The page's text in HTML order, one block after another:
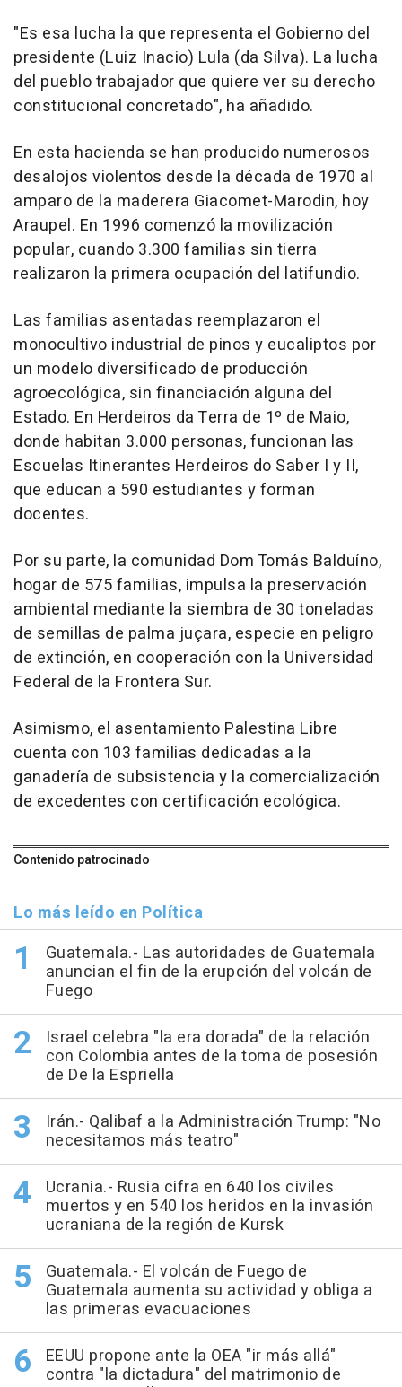
"Es esa lucha la que representa el Gobierno del
presidente (Luiz Inacio) Lula (da Silva). La lucha
del pueblo trabajador que quiere ver su derecho
constitucional concretado", ha añadido.
En esta hacienda se han producido numerosos
desalojos violentos desde la década de 1970 al
amparo de la maderera Giacomet-Marodin, hoy
Araupel. En 1996 comenzó la movilización
popular, cuando 3.300 familias sin tierra
realizaron la primera ocupación del latifundio.
Las familias asentadas reemplazaron el
monocultivo industrial de pinos y eucaliptos por
un modelo diversificado de producción
agroecológica, sin financiación alguna del
Estado. En Herdeiros da Terra de 1º de Maio,
donde habitan 3.000 personas, funcionan las
Escuelas Itinerantes Herdeiros do Saber I y II,
que educan a 590 estudiantes y forman
docentes.
Por su parte, la comunidad Dom Tomás Balduíno,
hogar de 575 familias, impulsa la preservación
ambiental mediante la siembra de 30 toneladas
de semillas de palma juçara, especie en peligro
de extinción, en cooperación con la Universidad
Federal de la Frontera Sur.
Asimismo, el asentamiento Palestina Libre
cuenta con 103 familias dedicadas a la
ganadería de subsistencia y la comercialización
de excedentes con certificación ecológica.
Contenido patrocinado
Lo más leído en Política
Guatemala.- Las autoridades de Guatemala
anuncian el fin de la erupción del volcán de
Fuego
Israel celebra "la era dorada" de la relación
con Colombia antes de la toma de posesión
de De la Espriella
Irán.- Qalibaf a la Administración Trump: "No
necesitamos más teatro"
Ucrania.- Rusia cifra en 640 los civiles
muertos y en 540 los heridos en la invasión
ucraniana de la región de Kursk
Guatemala.- El volcán de Fuego de
Guatemala aumenta su actividad y obliga a
las primeras evacuaciones
EEUU propone ante la OEA "ir más allá"
contra "la dictadura" del matrimonio de